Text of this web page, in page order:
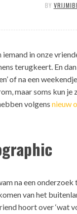
BY
iemand in onze
terugkeert. En
of na een
maar soms kun
volgens nieuw
na een onderzoek
van het
hoort over ‘wat